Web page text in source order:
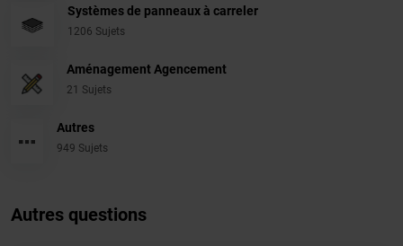
Systèmes de panneaux à carreler
1206 Sujets
Aménagement Agencement
21 Sujets
Autres
949 Sujets
Autres questions